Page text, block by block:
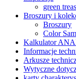
green
Broszury i
Broszury
Color
Kalkulator
Informacje
Arkusze
Wytyczne